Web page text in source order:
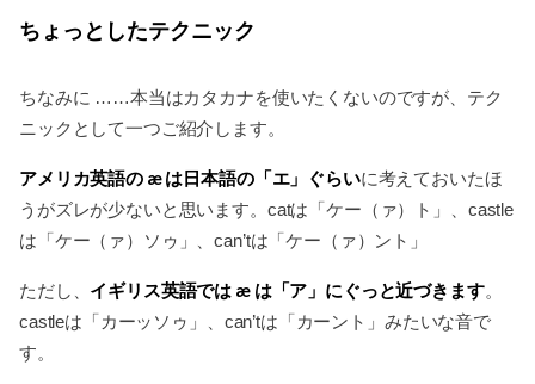
ちょっとしたテクニック
ちなみに ……本当はカタカナを使いたくないのですが、テク
ニックとして一つご紹介します。
アメリカ英語の æ は日本語の「エ」ぐらいに考えておいたほ
うがズレが少ないと思います。catは「ケー（ァ）ト」、castle
は「ケー（ァ）ソゥ」、can’tは「ケー（ァ）ント」
ただし、 イギリス英語では æ は「ア」にぐっと近づきます。
castleは「カーッソゥ」、can’tは「カーント」みたいな音で
す。